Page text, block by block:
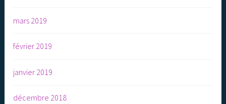
mars 2019
février 2019
janvier 2019
décembre 2018